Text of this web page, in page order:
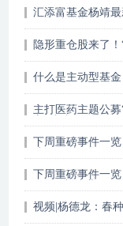
汇添富基金杨靖
隐形重仓股来了
什么是主动型基
主打医药主题公
下周重磅事件一
下周重磅事件一
视频|杨德龙：春